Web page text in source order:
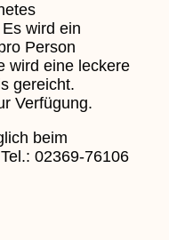
wird ein
Person
wird eine leckere
gereicht.
Verfügung.
beim
02369-76106